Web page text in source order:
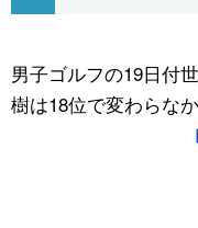
文化
動画/Live
スポーツ・東京2020
男子ゴルフの19日付
樹は18位で変わらな